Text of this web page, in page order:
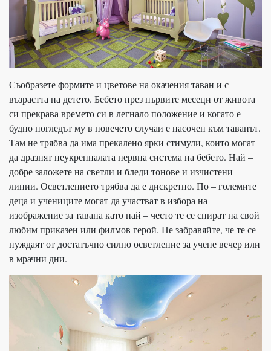
Съобразете формите и цветове на окачения таван и с
възрастта на детето. Бебето през първите месеци от живота
си прекрава времето си в легнало положение и когато е
будно погледът му в повечето случаи е насочен към таванът.
Там не трябва да има прекалено ярки стимули, които могат
да дразнят неукрепналата нервна система на бебето. Най –
добре заложете на светли и бледи тонове и изчистени
линии. Осветлението трябва да е дискретно. По – големите
деца и учениците могат да участват в избора на
изображение за тавана като най – често те се спират на свой
любим приказен или филмов герой. Не забравяйте, че те се
нуждаят от достатъчно силно осветление за учене вечер или
в мрачни дни.